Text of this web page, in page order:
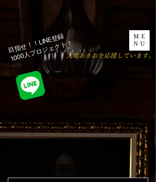
ME
NU
​大地あきおを応援しています。
目指せ！！LINE登録
1000人プロジェクト！​